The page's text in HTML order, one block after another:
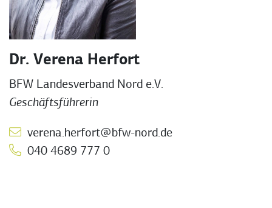
Dr. Verena Herfort
BFW Landesverband Nord e.V.
Geschäftsführerin
verena.herfort@bfw-nord.de
040 4689 777 0